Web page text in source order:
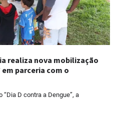
realiza nova mobilização
em parceria com o
D contra a Dengue”, a